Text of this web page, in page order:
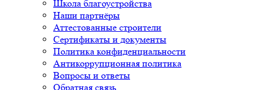
Школа благоустройства
Наши партнёры
Аттестованные строители
Сертификаты и документы
Политика конфиденциальности
Антикоррупционная политика
Вопросы и ответы
Обратная связь